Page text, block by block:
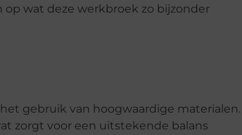
op wat deze werkbroek zo bijzonder
gebruik van hoogwaardige materialen.
zorgt voor een uitstekende balans